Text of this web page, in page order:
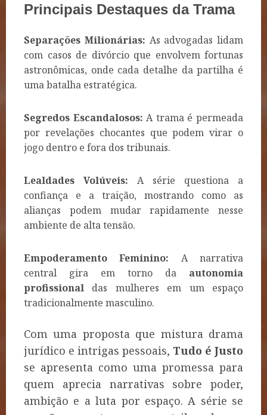
Principais Destaques da Trama
Separações Milionárias: As advogadas lidam
com casos de divórcio que envolvem fortunas
astronômicas, onde cada detalhe da partilha é
uma batalha estratégica.
Segredos Escandalosos: A trama é permeada
por revelações chocantes que podem virar o
jogo dentro e fora dos tribunais.
Lealdades Volúveis: A série questiona a
confiança e a traição, mostrando como as
alianças podem mudar rapidamente nesse
ambiente de alta tensão.
Empoderamento Feminino: A narrativa
central gira em torno da autonomia
profissional das mulheres em um espaço
tradicionalmente masculino.
Com uma proposta que mistura drama
jurídico e intrigas pessoais, Tudo é Justo
se apresenta como uma promessa para
quem aprecia narrativas sobre poder,
ambição e a luta por espaço. A série se